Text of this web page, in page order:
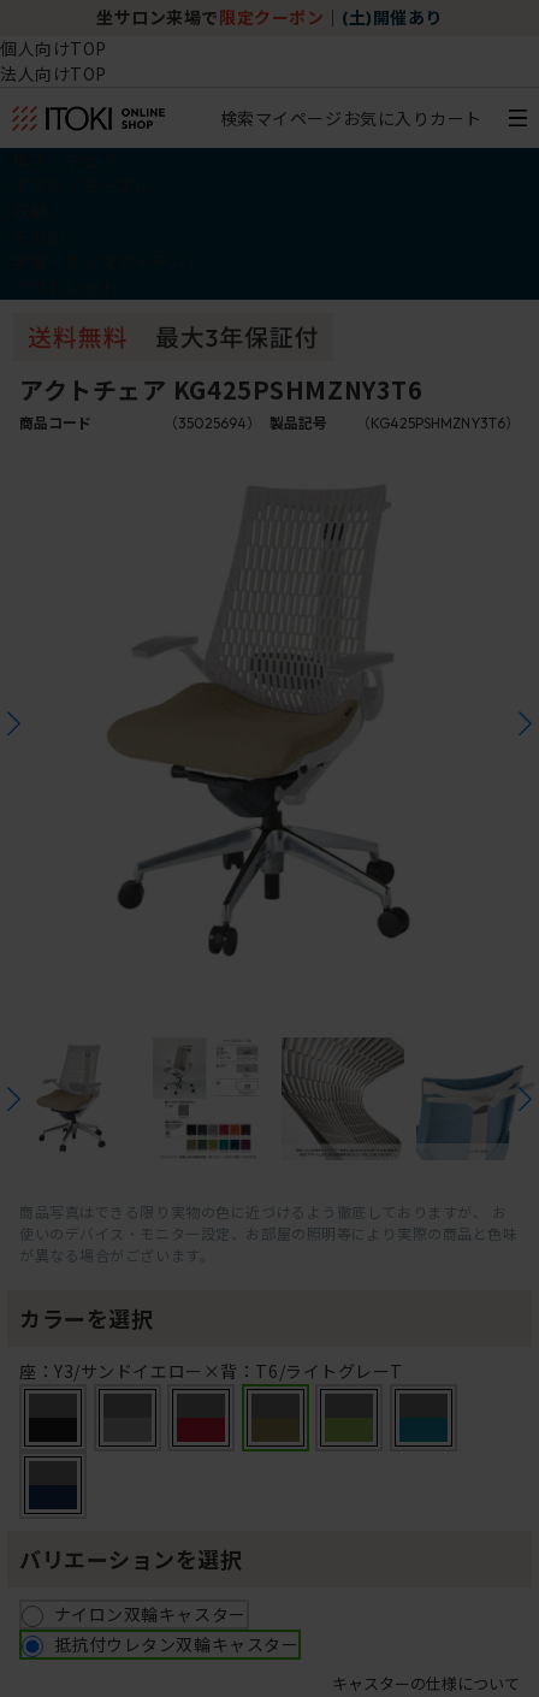
坐サロン来場で 限定クーポン (土)開催あり
個人向けTOP
法人向けTOP
検索マイページ お気に入り カート
アクトチェア KG425PSHMZNY3T6
商品コード （35025694） 製品記号 （KG425PSHMZNY3T6）
商品写真はできる限り実物の色に近づけるよう徹底しておりますが、 お
使いのデバイス・モニター設定、お部屋の照明等により実際の商品と色味
が異なる場合がございます。
カラーを選択
座：Y3/サンドイエロー×背：T6/ライトグレーT
バリエーションを選択
ナイロン双輪キャスター
抵抗付ウレタン双輪キャスター
キャスターの仕様について